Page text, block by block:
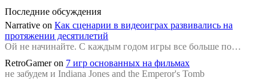
Последние обсуждения
Narrative on Как сценарии в видеоиграх развивались на
протяжении десятилетий
Ой не начинайте. С каждым годом игры все больше по…
RetroGamer on 7 игр основанных на фильмах
не забудем и Indiana Jones and the Emperor's Tomb